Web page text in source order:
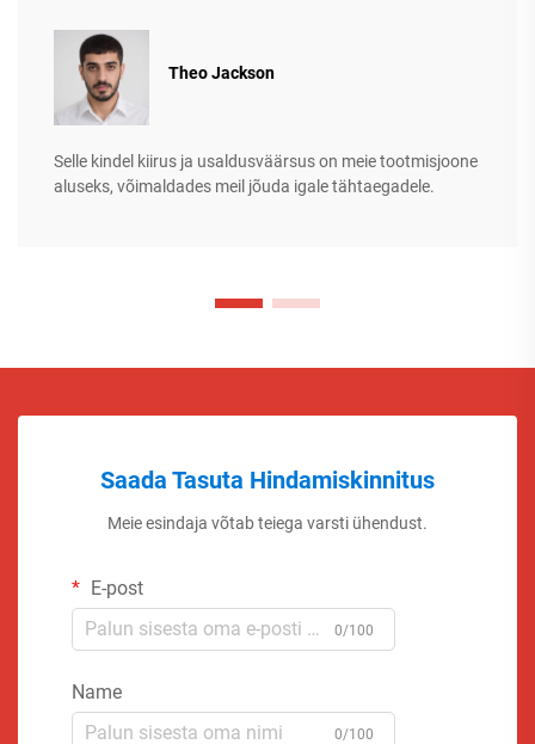
Theo Jackson
Selle kindel kiirus ja usaldusväärsus on meie tootmisjoone
aluseks, võimaldades meil jõuda igale tähtaegadele.
Saada Tasuta Hindamiskinnitus
Meie esindaja võtab teiega varsti ühendust.
E-post
0/100
Name
0/100